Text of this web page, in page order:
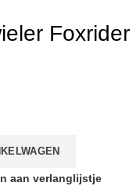
aan verlanglijstje